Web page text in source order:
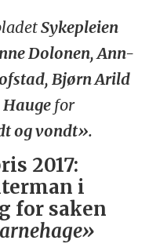
Sykepleien
Dolonen, Ann-
Bjørn Arild
for
og vondt».
2017:
i
for saken